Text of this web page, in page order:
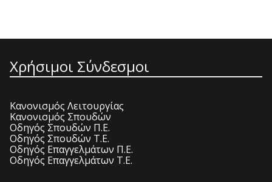
Χρήσιμοι Σύνδεσμοι
Κανονισμός Λειτουργίας
Κανονισμός Σπουδών
Οδηγός Σπουδών Π.Ε.
Οδηγός Σπουδών Τ.Ε.
Οδηγός Επαγγελμάτων Π.Ε.
Οδηγός Επαγγελμάτων Τ.Ε.